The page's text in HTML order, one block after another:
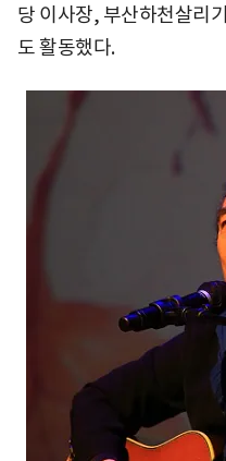
당 이사장, 부산하천살리
도 활동했다.